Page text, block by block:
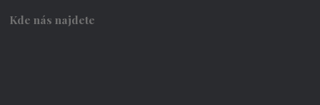
Kde nás najdete